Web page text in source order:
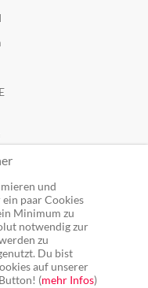
und
paar Cookies
Minimum zu
notwendig zur
zu
Du bist
auf unserer
(mehr Infos)